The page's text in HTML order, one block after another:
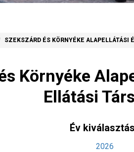
SZEKSZÁRD ÉS KÖRNYÉKE ALAPELLÁTÁSI
Környéke
Ellátási
Év
2026